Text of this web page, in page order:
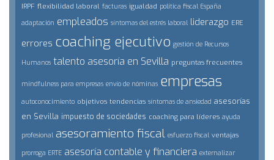
IRPF flexibilidad laboral facturas igualdad politica fiscal España
adaptación empleados síntomas del estrés laboral liderazgo ERE
errores coaching ejecutivo gestión de Recursos
Humanos talento asesoría en Sevilla preguntas frecuentes
mindfulness para empresas envío de nóminas empresas
autoconocimiento objetivos tendencias síntomas de ansiedad asesorías
en Sevilla impuesto de sociedades coaching para líderes ayuda
profesional asesoramiento fiscal esfuerzo fiscal ventajas
prorroga ERTE asesoría contable y financiera externalizar